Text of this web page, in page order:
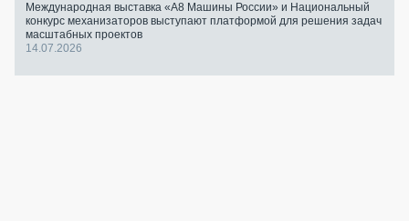
Международная выставка «А8 Машины России» и Национальный
конкурс механизаторов выступают платформой для решения задач
масштабных проектов
14.07.2026